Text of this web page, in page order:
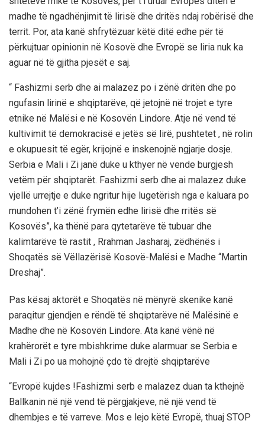
madhe të ngadhënjimit të lirisë dhe dritës ndaj robërisë dhe
territ. Por, ata kanë shfrytëzuar këtë ditë edhe për të
përkujtuar opinionin në Kosovë dhe Evropë se liria nuk ka
aguar në të gjitha pjesët e saj.
“ Fashizmi serb dhe ai malazez po i zënë dritën dhe po
ngufasin lirinë e shqiptarëve, që jetojnë në trojet e tyre
etnike në Malësi e në Kosovën Lindore. Atje në vend të
kultivimit të demokracisë e jetës së lirë, pushtetet , në rolin
e okupuesit të egër, krijojnë e inskenojnë ngjarje dosje.
Serbia e Mali i Zi janë duke u kthyer në vende burgjesh
vetëm për shqiptarët. Fashizmi serb dhe ai malazez duke
vjellë urrejtje e duke ngritur hije lugetërish nga e kaluara po
mundohen t’i zënë frymën edhe lirisë dhe rritës së
Kosovës”, ka thënë para qytetarëve të tubuar dhe
kalimtarëve të rastit , Rrahman Jasharaj, zëdhënës i
Shoqatës së Vëllazërisë Kosovë-Malësi e Madhe “Martin
Dreshaj”.
Pas kësaj aktorët e Shoqatës në mënyrë skenike kanë
paraqitur gjendjen e rëndë të shqiptarëve në Malësinë e
Madhe dhe në Kosovën Lindore. Ata kanë vënë në
krahërorët e tyre mbishkrime duke alarmuar se Serbia e
Mali i Zi po ua mohojnë çdo të drejtë shqiptarëve
“Evropë kujdes !Fashizmi serb e malazez duan ta kthejnë
Ballkanin në një vend të përgjakjeve, në një vend të
dhembjes e të varreve. Mos e lejo këtë Evropë, thuaj STOP